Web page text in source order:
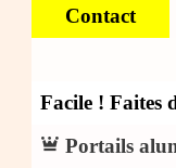
Contact
Facile ! Faites
Portails